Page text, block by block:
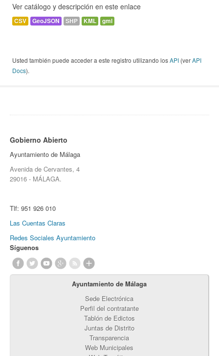
Ver catálogo y descripción en este enlace
CSV GeoJSON SHP KML gml
Usted también puede acceder a este registro utilizando losAPI (verAPI
Docs).
Gobierno Abierto
Ayuntamiento de Málaga
Avenida de Cervantes, 4
29016 - MÁLAGA.
Tlf: 951 926 010
Las Cuentas Claras
Redes Sociales Ayuntamiento
Síguenos
Ayuntamiento de Málaga
Sede Electrónica
Perfil del contratante
Tablón de Edictos
Juntas de Distrito
Transparencia
Web Municipales